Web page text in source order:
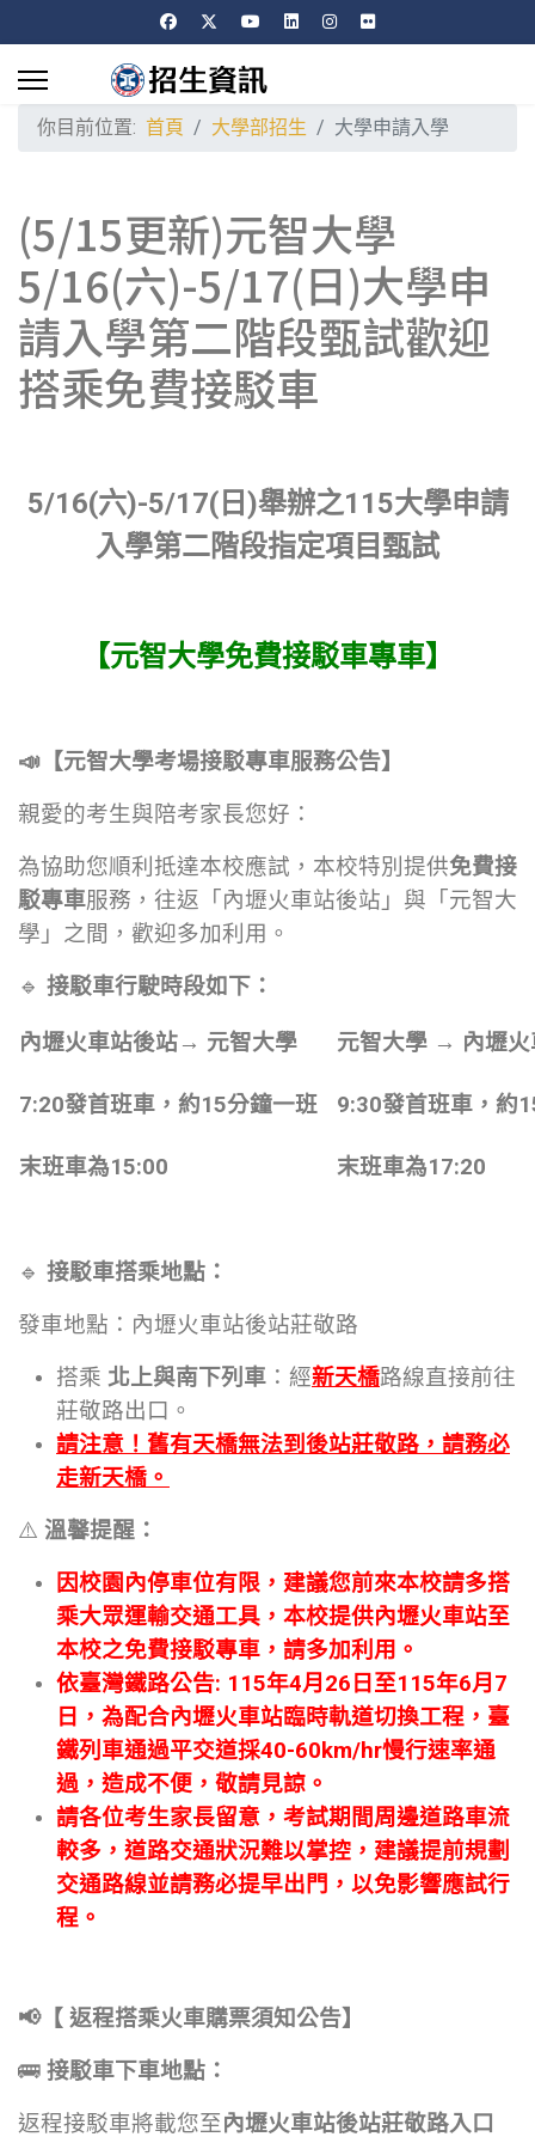
你目前位置: 首頁 大學部招生 大學申請入學
(5/15更新)元智大學
5/16(六)-5/17(日)大學申
請入學第二階段甄試歡迎
搭乘免費接駁車
5/16(六)-5/17(日)舉辦之115大學申請
入學第二階段指定項目甄試
【元智大學免費接駁車專車】
📣 【元智大學考場接駁專車服務公告】
親愛的考生與陪考家長您好：
為協助您順利抵達本校應試，本校特別提供免費接
駁專車服務，往返「內壢火車站後站」與「元智大
學」之間，歡迎多加利用。
🔹 接駁車行駛時段如下：
內壢火車站後站→ 元智大學 元智大學 → 內壢
7:20發首班車，約15分鐘一班 9:30發首班車，約
末班車為15:00 末班車為17:20
🔹 接駁車搭乘地點：
發車地點：內壢火車站後站莊敬路
搭乘 北上與南下列車 ：經新天橋路線直接前往
莊敬路出口。
請注意！舊有天橋無法到後站莊敬路，請務必
走新天橋。
⚠️ 溫馨提醒：
因校園內停車位有限 ，建議您前來本校請多搭
乘大眾運輸交通工具 ， 本校提供內壢火車站至
本校之免費接駁專車 ， 請多加利用。
依臺灣鐵路公告: 115年4月 26 日至115年6月7
日，為配合內壢火車站臨時軌道切換工程，臺
鐵列車通過平交道採40-60km/hr慢行速率通
過，造成不便，敬請見諒。
請各位考生家長留意 ，考試期間周邊道路車流
較多， 道路交通狀況難以掌控， 建議提前規劃
交通路線並請務必提早出門，以免影響應試行
程。
📢【 返程搭乘火車購票須知公告】
🚌 接駁車下車地點：
返程接駁車將載您至內壢火車站後站莊敬路入口